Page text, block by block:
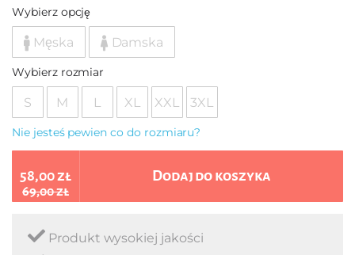
Wybierz opcję
Męska Damska
Wybierz rozmiar
S M L XL XXL 3XL
Nie jesteś pewien co do rozmiaru?
58,00 zł
69,00 zł
Dodaj do koszyka
Produkt wysokiej jakości